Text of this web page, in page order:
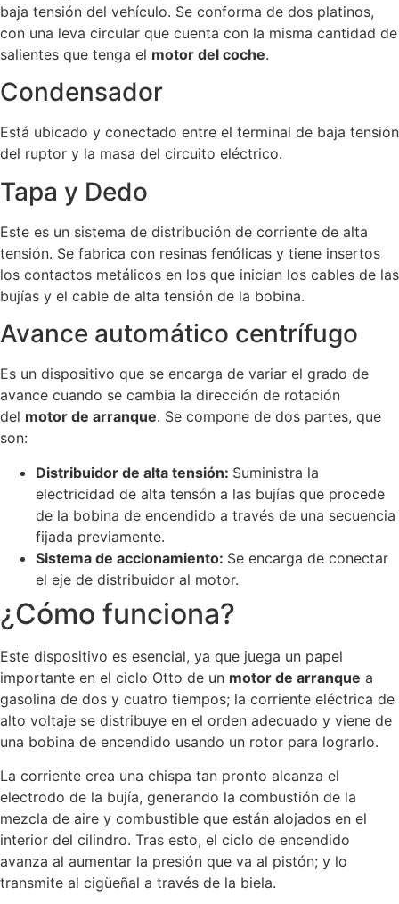
baja tensión del vehículo. Se conforma de dos platinos,
con una leva circular que cuenta con la misma cantidad de
salientes que tenga el motor del coche.
Condensador
Está ubicado y conectado entre el terminal de baja tensión
del ruptor y la masa del circuito eléctrico.
Tapa y Dedo
Este es un sistema de distribución de corriente de alta
tensión. Se fabrica con resinas fenólicas y tiene insertos
los contactos metálicos en los que inician los cables de las
bujías y el cable de alta tensión de la bobina.
Avance automático centrífugo
Es un dispositivo que se encarga de variar el grado de
avance cuando se cambia la dirección de rotación
del motor de arranque. Se compone de dos partes, que
son:
Distribuidor de alta tensión: Suministra la
electricidad de alta tensón a las bujías que procede
de la bobina de encendido a través de una secuencia
fijada previamente.
Sistema de accionamiento: Se encarga de conectar
el eje de distribuidor al motor.
¿Cómo funciona?
Este dispositivo es esencial, ya que juega un papel
importante en el ciclo Otto de un motor de arranque a
gasolina de dos y cuatro tiempos; la corriente eléctrica de
alto voltaje se distribuye en el orden adecuado y viene de
una bobina de encendido usando un rotor para lograrlo.
La corriente crea una chispa tan pronto alcanza el
electrodo de la bujía, generando la combustión de la
mezcla de aire y combustible que están alojados en el
interior del cilindro. Tras esto, el ciclo de encendido
avanza al aumentar la presión que va al pistón; y lo
transmite al cigüeñal a través de la biela.